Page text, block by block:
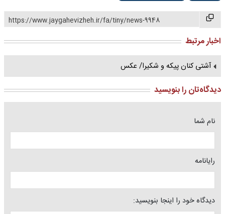
https://www.jaygahevizheh.ir/fa/tiny/news-9948
اخبار مرتبط
آشتی کنان پیکه و شکیرا/ عکس
دیدگاه‌تان را بنویسید
نام شما
رایانامه
دیدگاه خود را اینجا بنویسید: